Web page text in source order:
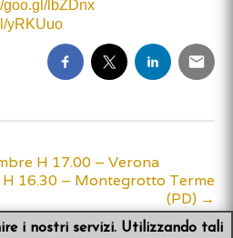
goo.gl/lbZDnx
yRKUuo
H 17.00 – Verona
16.30 – Montegrotto Terme
(PD) →
i nostri servizi. Utilizzando tali